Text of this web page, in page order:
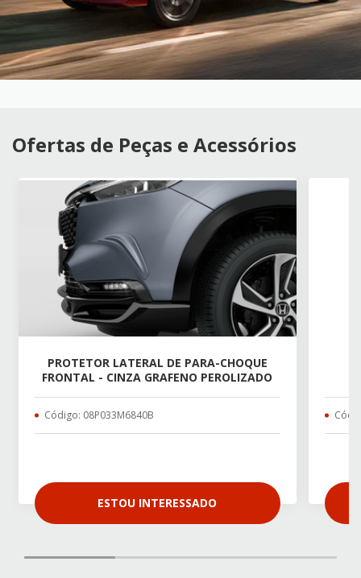
Ofertas de Peças e Acessórios
PROTETOR LATERAL DE PARA-CHOQUE
FRONTAL - CINZA GRAFENO PEROLIZADO
Código: 08P033M6840B
ESTOU INTERESSADO